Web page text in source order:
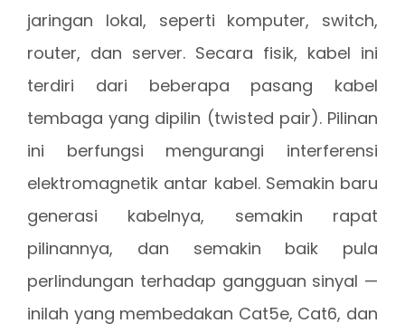
jaringan lokal, seperti komputer, switch,
router, dan server. Secara fisik, kabel ini
terdiri dari beberapa pasang kabel
tembaga yang dipilin (twisted pair). Pilinan
ini berfungsi mengurangi interferensi
elektromagnetik antar kabel. Semakin baru
generasi kabelnya, semakin rapat
pilinannya, dan semakin baik pula
perlindungan terhadap gangguan sinyal —
inilah yang membedakan Cat5e, Cat6, dan